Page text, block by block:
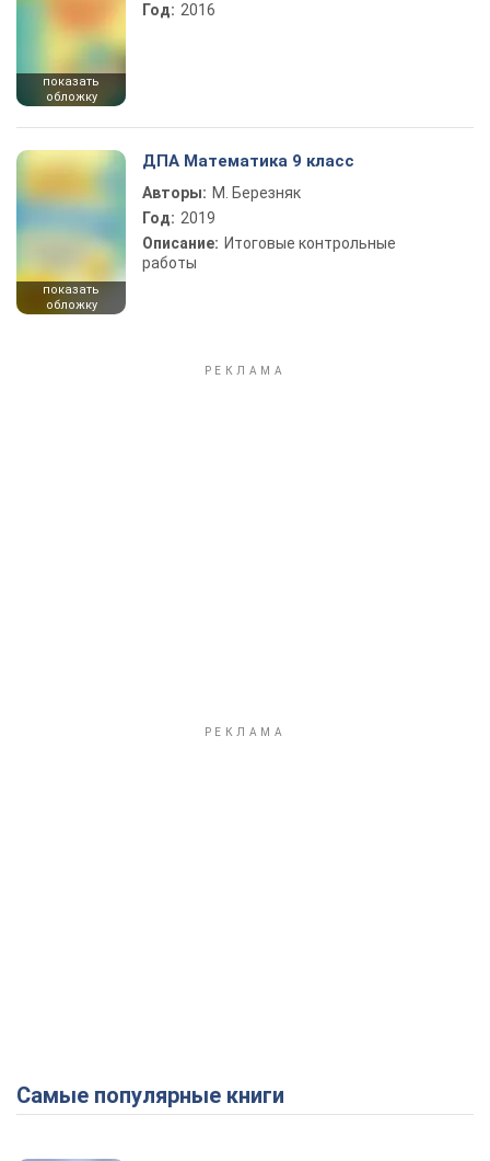
показать
обложку
Год: 2016
показать
обложку
ДПА Математика 9 класс
Авторы: М. Березняк
Год: 2019
Описание: Итоговые контрольные
работы
Самые популярные книги